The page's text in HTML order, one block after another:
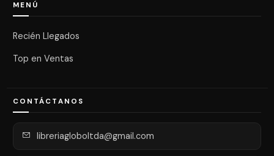
MENÚ
Recién Llegados
Top en Ventas
CONTÁCTANOS
libreriagloboltda@gmail.com